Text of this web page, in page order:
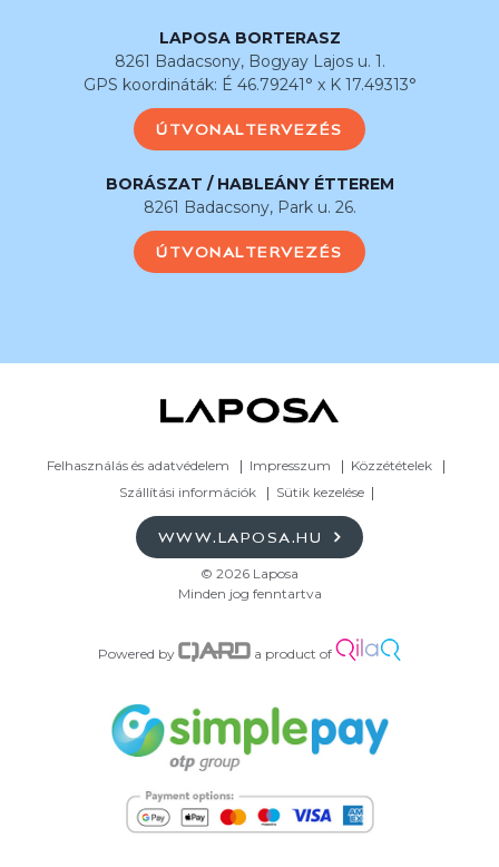
LAPOSA BORTERASZ
8261 Badacsony, Bogyay Lajos u. 1.
GPS koordináták: É 46.79241° x K 17.49313°
ÚTVONALTERVEZÉS
BORÁSZAT / HABLEÁNY ÉTTEREM
8261 Badacsony, Park u. 26.
ÚTVONALTERVEZÉS
Felhasználás és adatvédelem Impresszum
Közzétételek
Szállítási információk
Sütik kezelése
WWW.LAPOSA.HU
© 2026 Laposa
Minden jog fenntartva
Powered by a product of